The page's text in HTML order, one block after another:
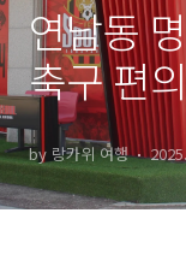
연남동
축구 편
하기도
by 랑카위 여행